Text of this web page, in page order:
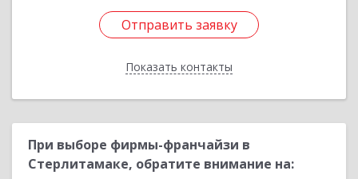
Отправить заявку
Показать контакты
Отправить заявку
Назад
При выборе фирмы-франчайзи в
Стерлитамаке, обратите внимание на: